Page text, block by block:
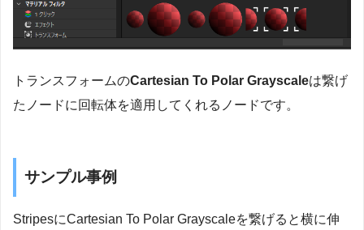
トランスフォームのCartesian To Polar Grayscaleは繋げ
たノードに回転体を適用してくれるノードです。
サンプル事例
StripesにCartesian To Polar Grayscaleを繋げると横に伸